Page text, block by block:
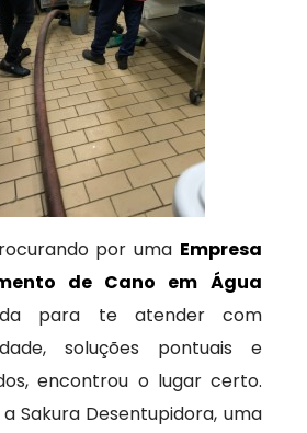
por uma Empresa
de Cano em Água
para te atender com
soluções pontuais e
encontrou o lugar certo.
Sakura Desentupidora, uma